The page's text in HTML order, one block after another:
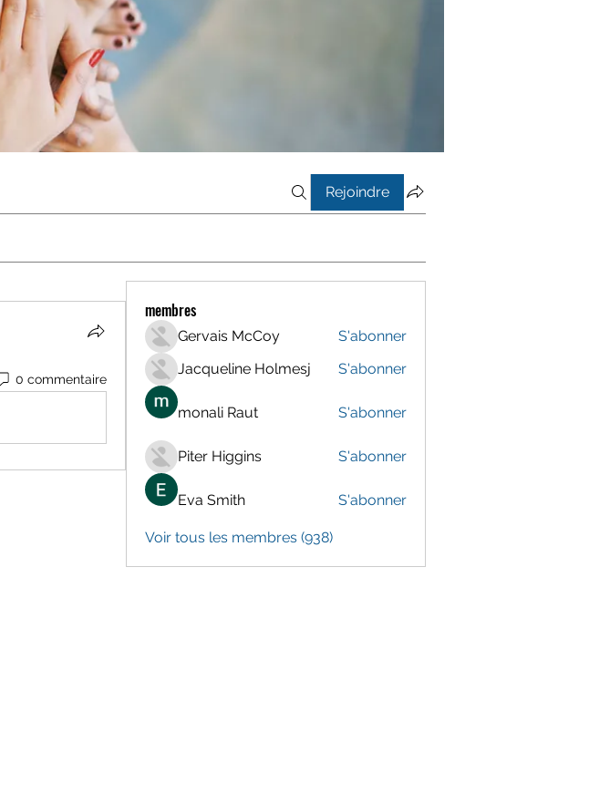
Rejoindre
0 commentaire
membres
Gervais McCoy
S'abonner
Jacqueline Holmesj
S'abonner
monali Raut S'abonner
Piter Higgins S'abonner
Eva Smith S'abonner
Voir tous les membres (938)